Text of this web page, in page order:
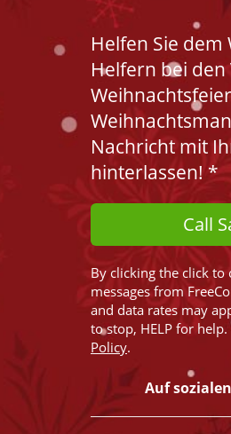
Helfen Sie
Helfern bei
Nachricht mit
hinterlassen! *
Call
By clicking the click
messages from
and data rates may
to stop, HELP for help.
Policy.
Auf